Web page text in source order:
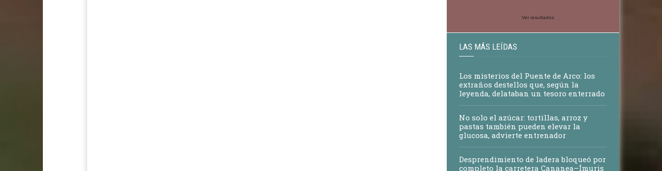
Ver resultados
LAS MÁS LEÍDAS
Los misterios del Puente de Arco: los
extraños destellos que, según la
leyenda, delataban un tesoro enterrado
No solo el azúcar: tortillas, arroz y
pastas también pueden elevar la
glucosa, advierte entrenador
Desprendimiento de ladera bloqueó por
completo la carretera Cananea–Ímuris